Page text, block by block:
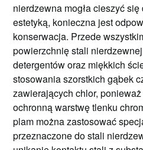
nierdzewna mogła cieszyć
estetyką, konieczna jest
konserwacja. Przede
powierzchnię stali
detergentów oraz miękkich
stosowania szorstkich gąbek
zawierających chlor,
ochronną warstwę tlenku
plam można zastosować
przeznaczone do stali